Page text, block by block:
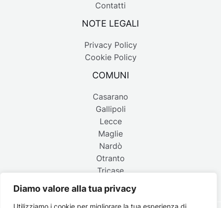
Diamo valore alla tua privacy
Utilizziamo i cookie per migliorare la tua esperienza di
Contatti
NOTE LEGALI
Privacy Policy
Cookie Policy
COMUNI
Casarano
Gallipoli
Lecce
Maglie
Nardò
Otranto
Tricase